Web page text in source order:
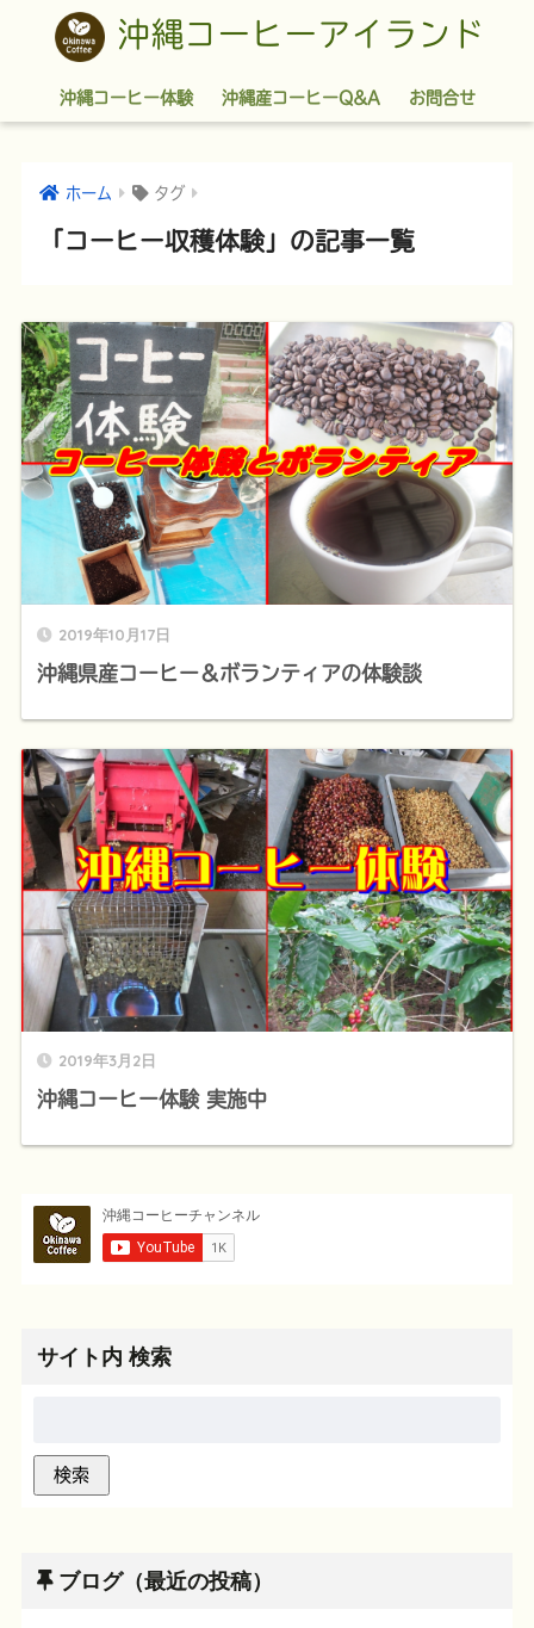
沖縄コーヒーアイランド
沖縄コーヒー体験 沖縄産コーヒーQ&A お問合せ
ホーム タグ
「コーヒー収穫体験」の記事一覧
2019年10月17日
沖縄県産コーヒー＆ボランティアの体験談
2019年3月2日
沖縄コーヒー体験 実施中
サイト内 検索
ブログ（最近の投稿）